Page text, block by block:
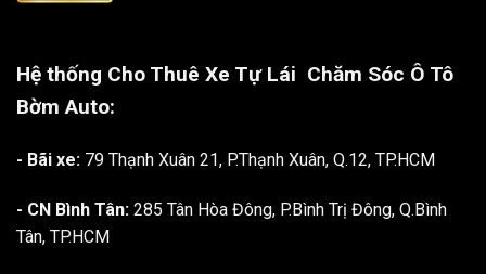
Hệ thống Cho Thuê Xe Tự Lái Chăm Sóc Ô Tô
Bờm Auto:
- Bãi xe: 79 Thạnh Xuân 21, P.Thạnh Xuân, Q.12, TP.HCM
- CN Bình Tân: 285 Tân Hòa Đông, P.Bình Trị Đông, Q.Bình
Tân, TP.HCM